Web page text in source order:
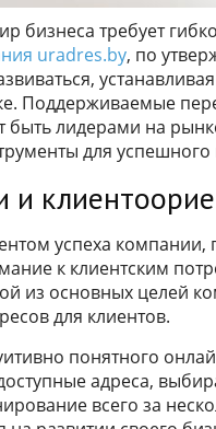
бизнеса требует
uradres.by, по
Поддерживаемые
лидерами на
для успешного
и
успеха компании,
к клиентским
из основных целей
для клиентов.
понятного
адреса,
всего за